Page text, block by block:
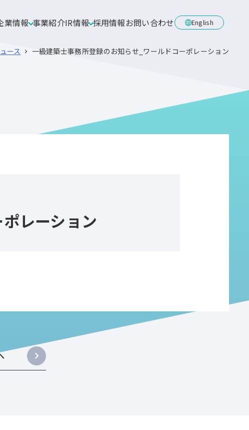
業情報 事業紹介IR情報 採用情報お問い合わせ English
ース 一級建築士事務所登録のお知らせ_ワールドコーポレーション
レーション